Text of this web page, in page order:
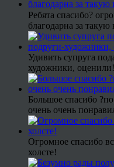
Ребята спасибо?
благодарна за такую
Удивить супруга
художники, оценили!
Большое спасибо
очень очень
Огромное спасибо
холсте!